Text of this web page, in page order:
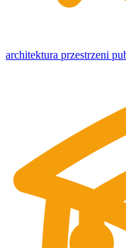
architektura przestrzeni